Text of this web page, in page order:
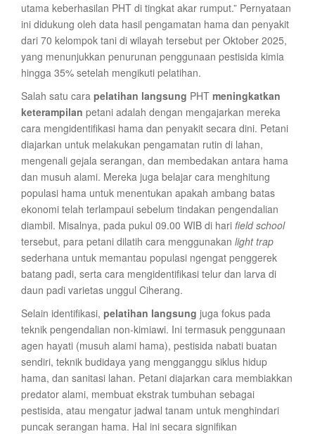
utama keberhasilan PHT di tingkat akar rumput.” Pernyataan
ini didukung oleh data hasil pengamatan hama dan penyakit
dari 70 kelompok tani di wilayah tersebut per Oktober 2025,
yang menunjukkan penurunan penggunaan pestisida kimia
hingga 35% setelah mengikuti pelatihan.
Salah satu cara pelatihan langsung PHT meningkatkan
keterampilan petani adalah dengan mengajarkan mereka
cara mengidentifikasi hama dan penyakit secara dini. Petani
diajarkan untuk melakukan pengamatan rutin di lahan,
mengenali gejala serangan, dan membedakan antara hama
dan musuh alami. Mereka juga belajar cara menghitung
populasi hama untuk menentukan apakah ambang batas
ekonomi telah terlampaui sebelum tindakan pengendalian
diambil. Misalnya, pada pukul 09.00 WIB di hari field school
tersebut, para petani dilatih cara menggunakan light trap
sederhana untuk memantau populasi ngengat penggerek
batang padi, serta cara mengidentifikasi telur dan larva di
daun padi varietas unggul Ciherang.
Selain identifikasi, pelatihan langsung juga fokus pada
teknik pengendalian non-kimiawi. Ini termasuk penggunaan
agen hayati (musuh alami hama), pestisida nabati buatan
sendiri, teknik budidaya yang mengganggu siklus hidup
hama, dan sanitasi lahan. Petani diajarkan cara membiakkan
predator alami, membuat ekstrak tumbuhan sebagai
pestisida, atau mengatur jadwal tanam untuk menghindari
puncak serangan hama. Hal ini secara signifikan